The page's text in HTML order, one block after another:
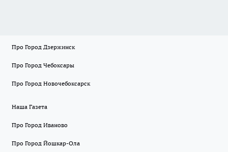
Про Город Дзержинск
Про Город Чебоксары
Про Город Новочебоксарск
Наша Газета
Про Город Иваново
Про Город Йошкар-Ола